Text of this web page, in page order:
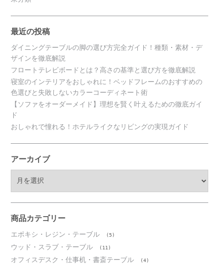
最近の投稿
ダイニングテーブルの脚の選び方完全ガイド！種類・素材・デ
ザインを徹底解説
フロートテレビボードとは？高さの基準と選び方を徹底解説
寝室のインテリアをおしゃれに！ベッドフレームのおすすめの
色選びと失敗しないカラーコーディネート術
【ソファをオーダーメイド】理想を賢く叶えるための徹底ガイ
ド
おしゃれで憧れる！ホテルライクなリビングの実現ガイド
アーカイブ
ブ
商品カテゴリー
エポキシ・レジン・テーブル (5)
ウッド・スラブ・テーブル (11)
オフィスデスク・仕事机・書斎テーブル (4)